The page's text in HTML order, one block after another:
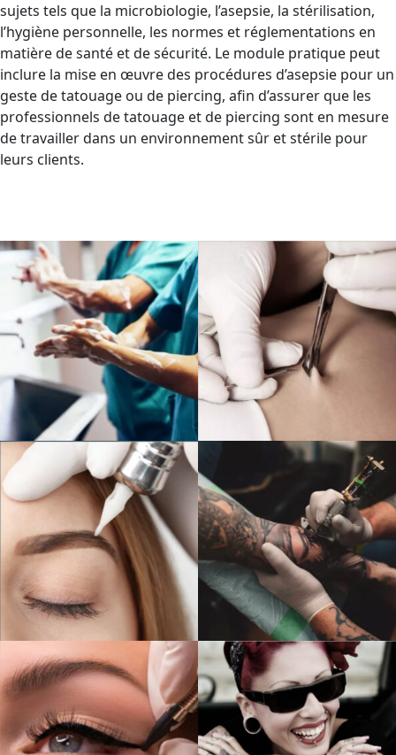
sujets tels que la microbiologie, l’asepsie, la stérilisation,
l’hygiène personnelle, les normes et réglementations en
matière de santé et de sécurité. Le module pratique peut
inclure la mise en œuvre des procédures d’asepsie pour un
geste de tatouage ou de piercing, afin d’assurer que les
professionnels de tatouage et de piercing sont en mesure
de travailler dans un environnement sûr et stérile pour
leurs clients.